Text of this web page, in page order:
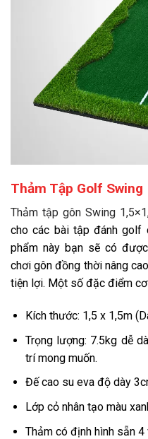
Thảm Tập Golf Swing
Thảm tập gôn Swing
cho các bài tập đánh golf
phẩm này bạn sẽ có
chơi gôn đồng thời nâng
tiện lợi. Một số đặc điểm
Kích thước: 1,5 x 1,5m
Trọng lượng: 7.5kg dễ
trí mong muốn.
Đế cao su eva độ dày
Lớp cỏ nhân tạo màu
Thảm có định hình sẵn